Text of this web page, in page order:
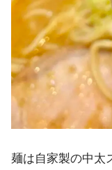
麺は自家製の中太